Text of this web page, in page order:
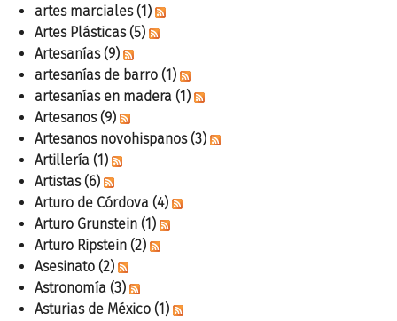
artes marciales (1)
Artes Plásticas (5)
Artesanías (9)
artesanías de barro (1)
artesanías en madera (1)
Artesanos (9)
Artesanos novohispanos (3)
Artillería (1)
Artistas (6)
Arturo de Córdova (4)
Arturo Grunstein (1)
Arturo Ripstein (2)
Asesinato (2)
Astronomía (3)
Asturias de México (1)